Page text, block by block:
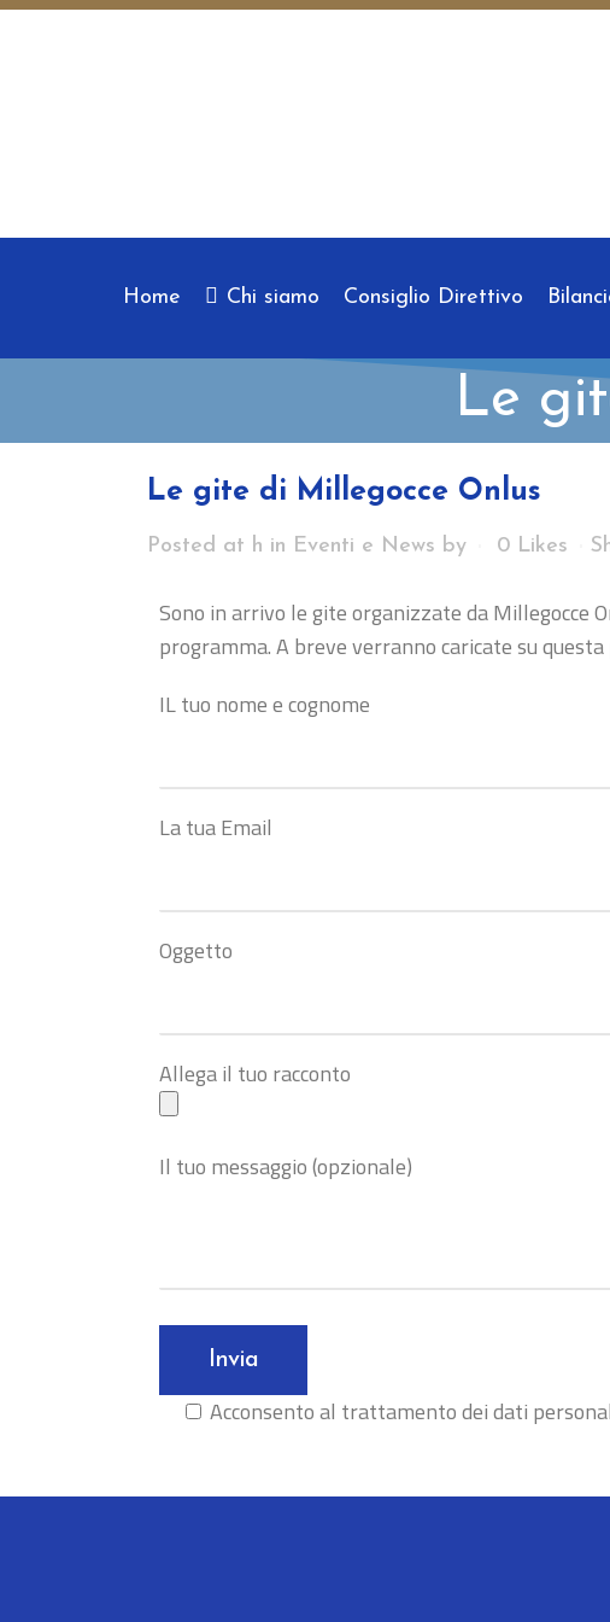
Home Chi siamo Consiglio Direttivo
Le
Le gite di Millegocce Onlus
Posted at h in Eventi e News by 0 Likes
Sono in arrivo le gite organizzate da Millegocce
programma. A breve verranno caricate su
IL tuo nome e cognome
La tua Email
Oggetto
Allega il tuo racconto
Il tuo messaggio (opzionale)
Acconsento al trattamento dei dati